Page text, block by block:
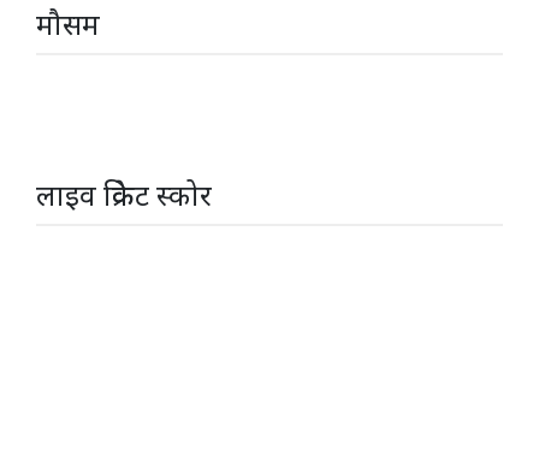
मौसम
लाइव क्रिकेट स्कोर